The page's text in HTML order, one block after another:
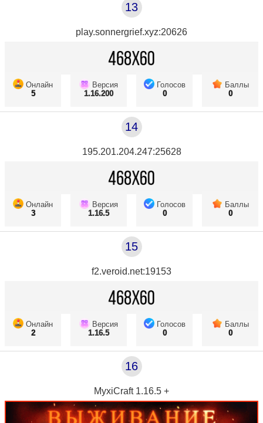
13
play.sonnergrief.xyz:20626
Онлайн
5
Версия
1.16.200
Голосов
0
Баллы
0
14
195.201.204.247:25628
Онлайн
3
Версия
1.16.5
Голосов
0
Баллы
0
15
f2.veroid.net:19153
Онлайн
2
Версия
1.16.5
Голосов
0
Баллы
0
16
MyxiCraft 1.16.5 +